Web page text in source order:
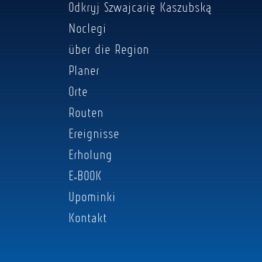
Odkryj Szwajcarię Kaszubską
Noclegi
über die Region
Planer
Orte
Routen
Ereignisse
Erholung
E-BOOK
Upominki
Kontakt